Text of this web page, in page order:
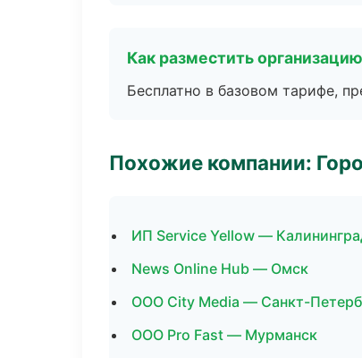
Как разместить
Бесплатно в базовом тарифе,
Похожие компании:
ИП Service Yellow —
News Online Hub — Омск
ООО City Media — Санкт-
ООО Pro Fast — Мурманск